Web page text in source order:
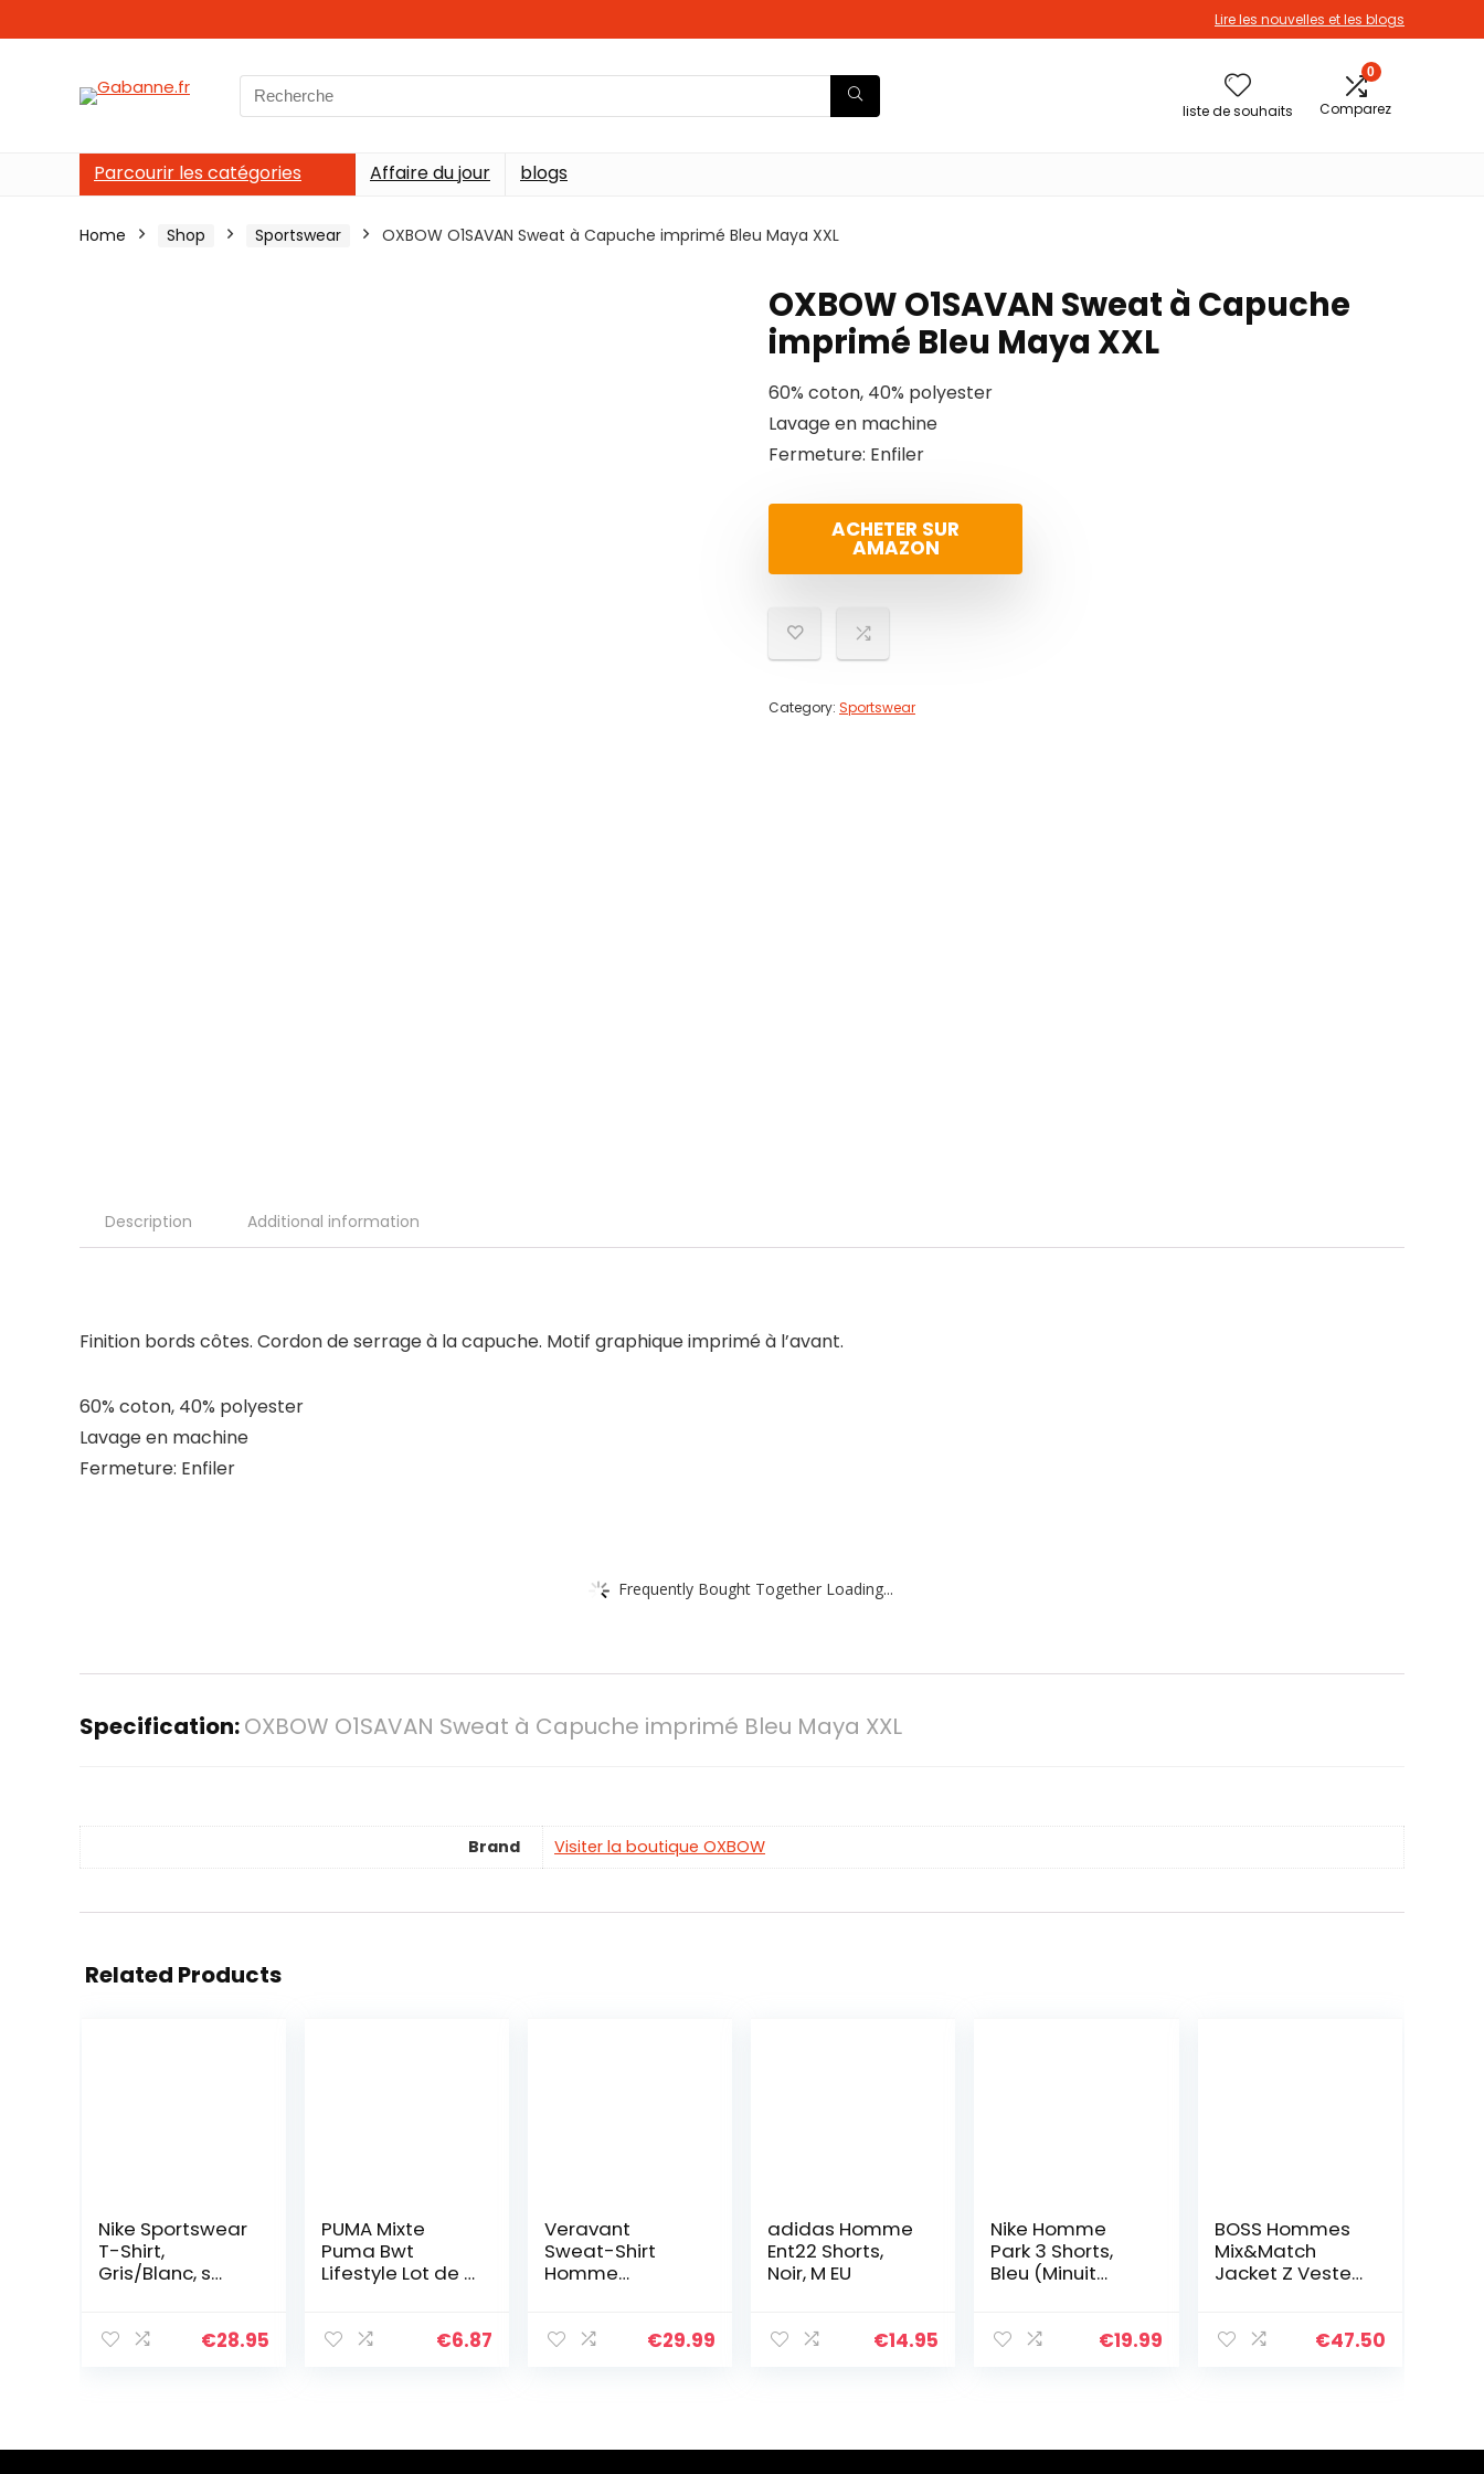
Lire les nouvelles et les blogs
Search
for:
liste de souhaits
0
Comparez
Parcourir les catégories Affaire du jour blogs
Home Shop Sportswear OXBOW O1SAVAN Sweat à Capuche imprimé Bleu Maya XXL
OXBOW O1SAVAN Sweat à Capuche
imprimé Bleu Maya XXL
60% coton, 40% polyester
Lavage en machine
Fermeture: Enfiler
ACHETER SUR
AMAZON
Category: Sportswear
Description Additional information
Finition bords côtes. Cordon de serrage à la capuche. Motif graphique imprimé à l’avant.
60% coton, 40% polyester
Lavage en machine
Fermeture: Enfiler
Frequently Bought Together Loading...
Specification:OXBOW O1SAVAN Sweat à Capuche imprimé Bleu Maya XXL
Brand Visiter la boutique OXBOW
Related Products
Nike Sportswear
T-Shirt,
Gris/Blanc, s
€28.95
PUMA Mixte
Puma Bwt
Lifestyle Lot de 2
D’entraînement
€6.87
Veravant
Sweat-Shirt
Homme
Zippé Bomber
€29.99
adidas Homme
Ent22 Shorts,
Noir, M EU
€14.95
Nike Homme
Park 3 Shorts,
Bleu (Minuit
€19.99
BOSS Hommes
Mix&Match
Jacket Z Veste
Passepoil et
€47.50